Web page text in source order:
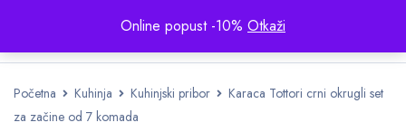
Online popust -10% Otkaži
Početna Kuhinja Kuhinjski pribor
Karaca Tottori crni okrugli set
za začine od 7 komada